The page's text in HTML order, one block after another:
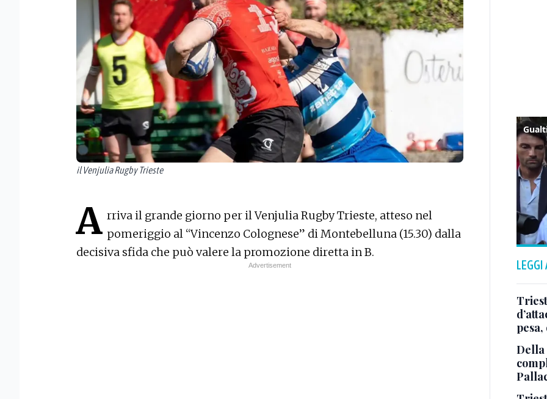
il Venjulia Rugby Trieste
A rriva il grande giorno per il Venjulia Rugby Trieste, atteso nel
pomeriggio al “Vincenzo Colognese” di Montebelluna (15.30) dalla
decisiva sfida che può valere la promozione diretta in B.
LEGGI
Della